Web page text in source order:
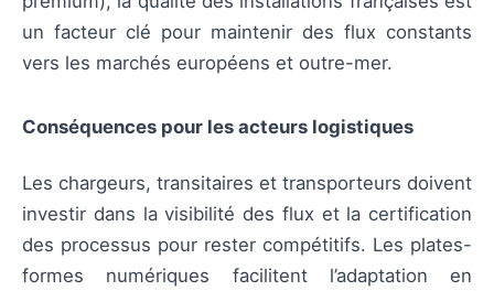
un facteur clé pour maintenir des flux constants
vers les marchés européens et outre-mer.
Conséquences pour les acteurs logistiques
Les chargeurs, transitaires et transporteurs doivent
investir dans la visibilité des flux et la certification
des processus pour rester compétitifs. Les plates-
formes numériques facilitent l’adaptation en